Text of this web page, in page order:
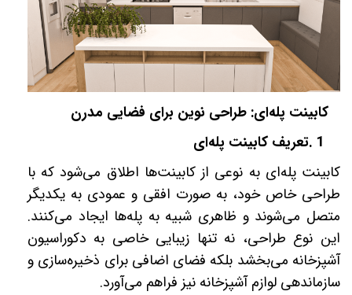
کابینت پله‌ای: طراحی نوین برای فضایی مدرن
1
.تعریف کابینت پله‌ای
کابینت پله‌ای به نوعی از کابینت‌ها اطلاق می‌شود که با
طراحی خاص خود، به صورت افقی و عمودی به یکدیگر
متصل می‌شوند و ظاهری شبیه به پله‌ها ایجاد می‌کنند.
این نوع طراحی، نه تنها زیبایی خاصی به دکوراسیون
آشپزخانه می‌بخشد بلکه فضای اضافی برای ذخیره‌سازی و
سازماندهی لوازم آشپزخانه نیز فراهم می‌آورد.